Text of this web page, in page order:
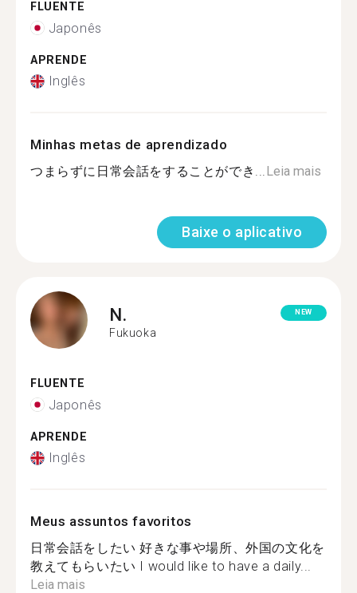
FLUENTE
Japonês
APRENDE
Inglês
Minhas metas de aprendizado
つまらずに日常会話をすることができ...Leia mais
Baixe o aplicativo
N.
Fukuoka
NEW
FLUENTE
Japonês
APRENDE
Inglês
Meus assuntos favoritos
日常会話をしたい 好きな事や場所、外国の文化を
教えてもらいたい I would like to have a daily...
Leia mais